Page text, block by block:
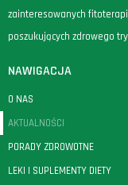
zainteresowanych
poszukujących zdrowego
NAWIGACJA
O NAS
AKTUALNOŚCI
PORADY ZDROWOTNE
LEKI I SUPLEMENTY DIETY